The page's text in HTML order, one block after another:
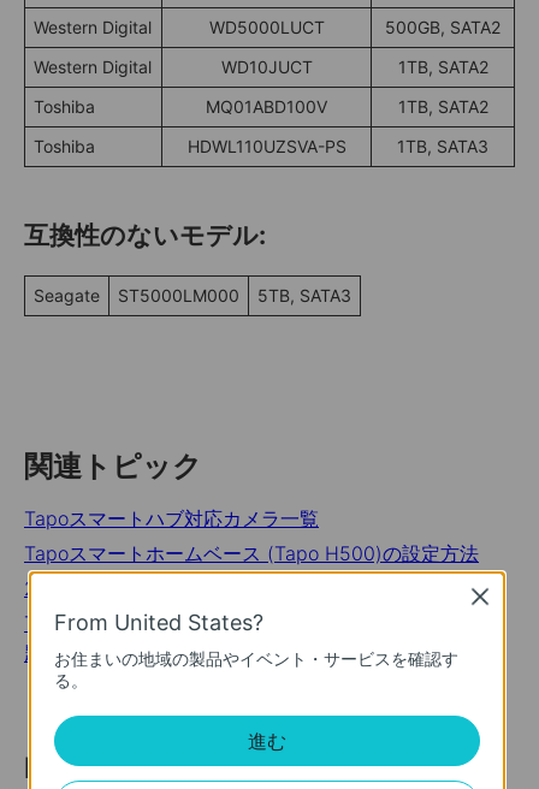
Western Digital
WD5000LUCT
500GB, SATA2
Western Digital
WD10JUCT
1TB, SATA2
Toshiba
MQ01ABD100V
1TB, SATA2
Toshiba
HDWL110UZSVA-PS 1TB, SATA3
互換性のないモデル:
Seagate ST5000LM000 5TB, SATA3
関連トピック
Tapoスマートハブ対応カメラ一覧
Tapoスマートホームベース (Tapo H500)の設定方法
24時間キャプチャ機能の使い方
Tapo H500のトラブルシューティング（HDDの認識問
題・オーバーヒート）
Looking For More
From United States?
お住まいの地域の製品やイベント・サービスを確認す
る。
進む
Close